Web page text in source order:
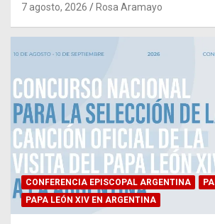
7 agosto, 2026 Rosa Aramayo
CONFERENCIA EPISCOPAL ARGENTINA
PAPA LEÓN XIV EN ARGENTINA